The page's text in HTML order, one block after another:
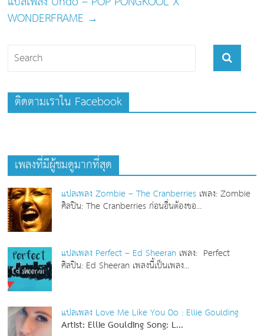
WONDERFRAME →
ติดตามเราใน Facebook
เพลงที่มีผู้ชมดูมากที่สุด
แปลเพลง Zombie – The Cranberries เพลง: Zombie
ศิลปิน: The Cranberries ก่อนอื่นต้องขอ...
แปลเพลง Perfect – Ed Sheeran เพลง: Perfect
ศิลปิน: Ed Sheeran เพลงนี้เป็นเพลง...
แปลเพลง Love Me Like You Do : Ellie Goulding
Artist: Ellie GouldingSong: L...